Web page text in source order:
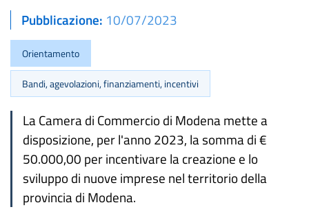
Pubblicazione 10/07/2023
Orientamento
Bandi, agevolazioni, finanziamenti, incentivi
La Camera di Commercio di Modena mette a
disposizione, per l'anno 2023, la somma di €
50.000,00 per incentivare la creazione e lo
sviluppo di nuove imprese nel territorio della
provincia di Modena.